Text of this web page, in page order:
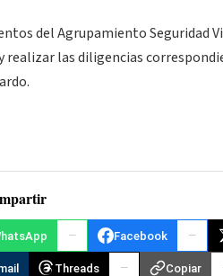
del Agrupamiento Seguridad
realizar las diligencias
Facebook
Threads Copiar